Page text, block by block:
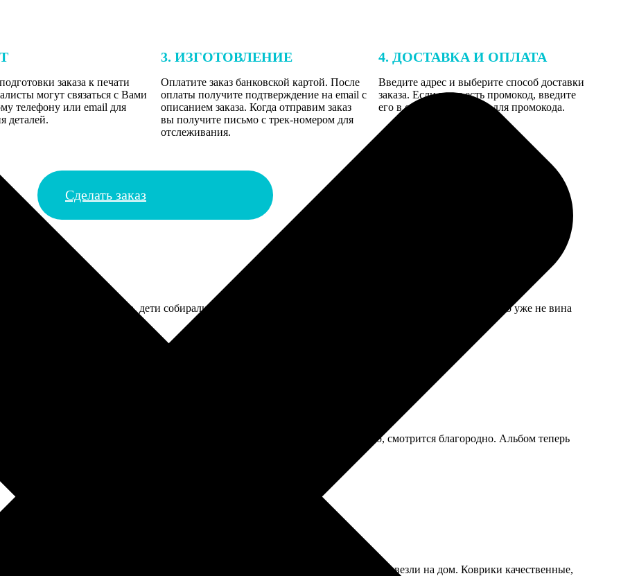
заказа к печати
могут связаться с Вами
телефону или email для
деталей.
3. ИЗГОТОВЛЕНИЕ
Оплатите заказ банковской картой. После
оплаты получите подтверждение на email с
описанием заказа. Когда отправим заказ
вы получите письмо с трек-номером для
отслеживания.
4. ДОСТАВКА И ОПЛАТА
Введите адрес и выберите способ доставки
заказа. Если у вас есть промокод, введите
его в специальное поле для промокода.
Сделать заказ
с фото именинника, дети собирали на холодильнике. Часть деталей к концу дня потерялась, но это уже не вина
Она хоть и не такая яркая, как глянец, но отпечатков пальцев не видно, смотрится благородно. Альбом теперь
Выбор дизайна большой. Заказ оформила без проблем. Доставили быстро, привезли на дом. Коврики качественные,